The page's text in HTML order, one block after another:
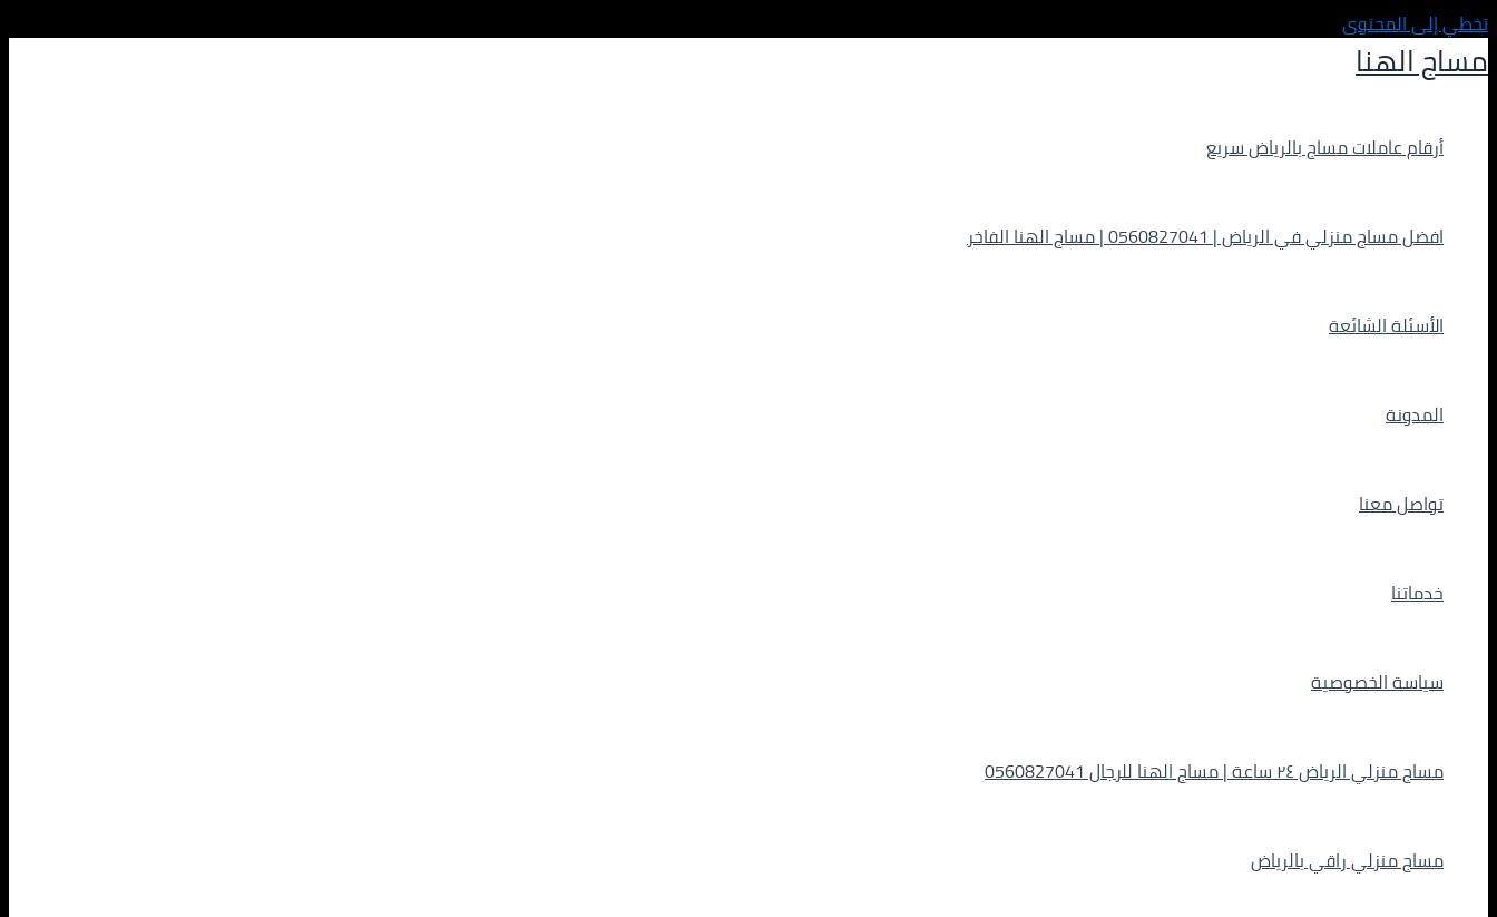
تخطي إلى المحتوى
مساج الهنا
أرقام عاملات مساج بالرياض سريع
افضل مساج منزلي في الرياض | 0560827041 | مساج الهنا الفاخر
الأسئلة الشائعة
المدونة
تواصل معنا
خدماتنا
سياسة الخصوصية
مساج منزلي الرياض ٢٤ ساعة | مساج الهنا للرجال 0560827041
مساج منزلي راقي بالرياض